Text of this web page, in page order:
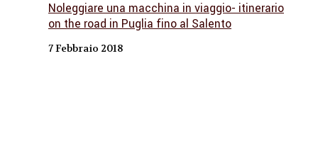
Noleggiare una macchina in viaggio- itinerario
on the road in Puglia fino al Salento
7 Febbraio 2018